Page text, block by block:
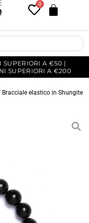
0
SUPERIORI A €50 |
SUPERIORI A €200
Bracciale elastico in Shungite